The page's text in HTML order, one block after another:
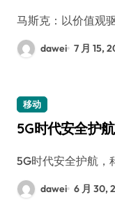
马斯克：以价值
dawei 7 月 15,
移动
5G时代安全护
5G时代安全护航
dawei 6 月 30,